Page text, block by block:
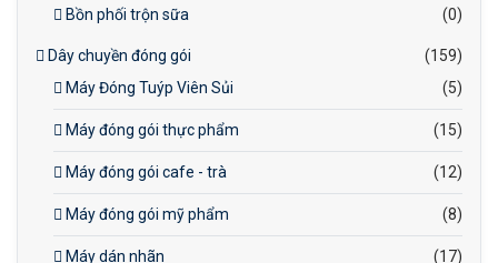
Bồn phối trộn sữa (0)
Dây chuyền đóng gói
(159)
Máy Đóng Tuýp Viên Sủi
(5)
Máy đóng gói thực phẩm (15)
Máy đóng gói cafe - trà (12)
Máy đóng gói mỹ phẩm (8)
Máy dán nhãn (17)